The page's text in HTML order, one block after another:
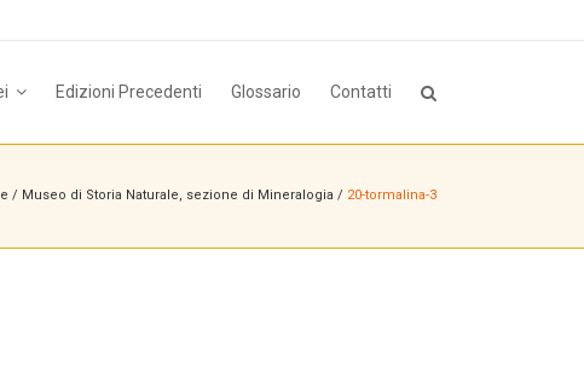
Edizioni Precedenti Glossario Contatti
/ Museo di Storia Naturale, sezione di Mineralogia / 20-tormalina-3